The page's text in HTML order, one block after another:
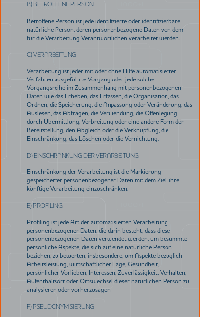
B) BETROFFENE PERSON
Betroffene Person ist jede identifizierte oder identifizierbare
natürliche Person, deren personenbezogene Daten von dem
für die Verarbeitung Verantwortlichen verarbeitet werden.
C) VERARBEITUNG
Verarbeitung ist jeder mit oder ohne Hilfe automatisierter
Verfahren ausgeführte Vorgang oder jede solche
Vorgangsreihe im Zusammenhang mit personenbezogenen
Daten wie das Erheben, das Erfassen, die Organisation, das
Ordnen, die Speicherung, die Anpassung oder Veränderung, das
Auslesen, das Abfragen, die Verwendung, die Offenlegung
durch Übermittlung, Verbreitung oder eine andere Form der
Bereitstellung, den Abgleich oder die Verknüpfung, die
Einschränkung, das Löschen oder die Vernichtung.
D) EINSCHRÄNKUNG DER VERARBEITUNG
Einschränkung der Verarbeitung ist die Markierung
gespeicherter personenbezogener Daten mit dem Ziel, ihre
künftige Verarbeitung einzuschränken.
E) PROFILING
Profiling ist jede Art der automatisierten Verarbeitung
personenbezogener Daten, die darin besteht, dass diese
personenbezogenen Daten verwendet werden, um bestimmte
persönliche Aspekte, die sich auf eine natürliche Person
beziehen, zu bewerten, insbesondere, um Aspekte bezüglich
Arbeitsleistung, wirtschaftlicher Lage, Gesundheit,
persönlicher Vorlieben, Interessen, Zuverlässigkeit, Verhalten,
Aufenthaltsort oder Ortswechsel dieser natürlichen Person zu
analysieren oder vorherzusagen.
F) PSEUDONYMISIERUNG